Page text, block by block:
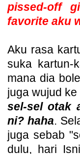
pissed-off
favorite aku
Aku rasa
suka kartun-
mana dia
juga wujud
sel-sel otak
ni? haha.
juga sebab
dulu, hari